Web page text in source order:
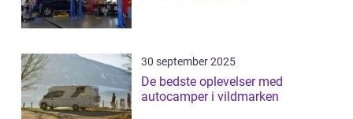
30 september 2025
De bedste oplevelser med
autocamper i vildmarken